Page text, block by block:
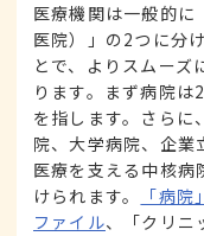
医療機関は一般的に
医院）」の2つに分
とで、よりスムーズ
ります。まず病院
を指します。さらに
院、大学病院、企業
医療を支える中核病
けられます。
「病
ファイル、「クリニ